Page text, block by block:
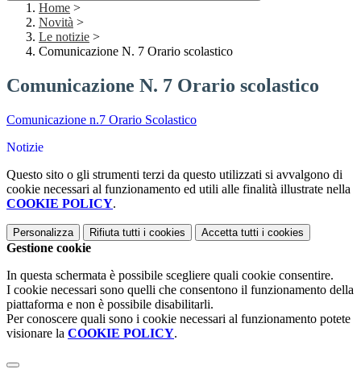
Home >
Novità >
Le notizie >
Comunicazione N. 7 Orario scolastico
Comunicazione N. 7 Orario scolastico
Comunicazione n.7 Orario Scolastico
Notizie
Questo sito o gli strumenti terzi da questo utilizzati si avvalgono di
cookie necessari al funzionamento ed utili alle finalità illustrate nella
COOKIE POLICY.
Personalizza Rifiuta tutti i cookies Accetta tutti i cookies
Gestione cookie
In questa schermata è possibile scegliere quali cookie consentire.
I cookie necessari sono quelli che consentono il funzionamento della
piattaforma e non è possibile disabilitarli.
Per conoscere quali sono i cookie necessari al funzionamento potete
visionare la COOKIE POLICY.